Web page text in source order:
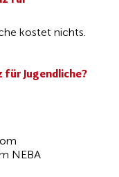
kostet nichts.
Jugendliche?
NEBA